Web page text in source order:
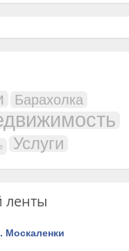
Барахолка
Услуги
ленты
Москаленки